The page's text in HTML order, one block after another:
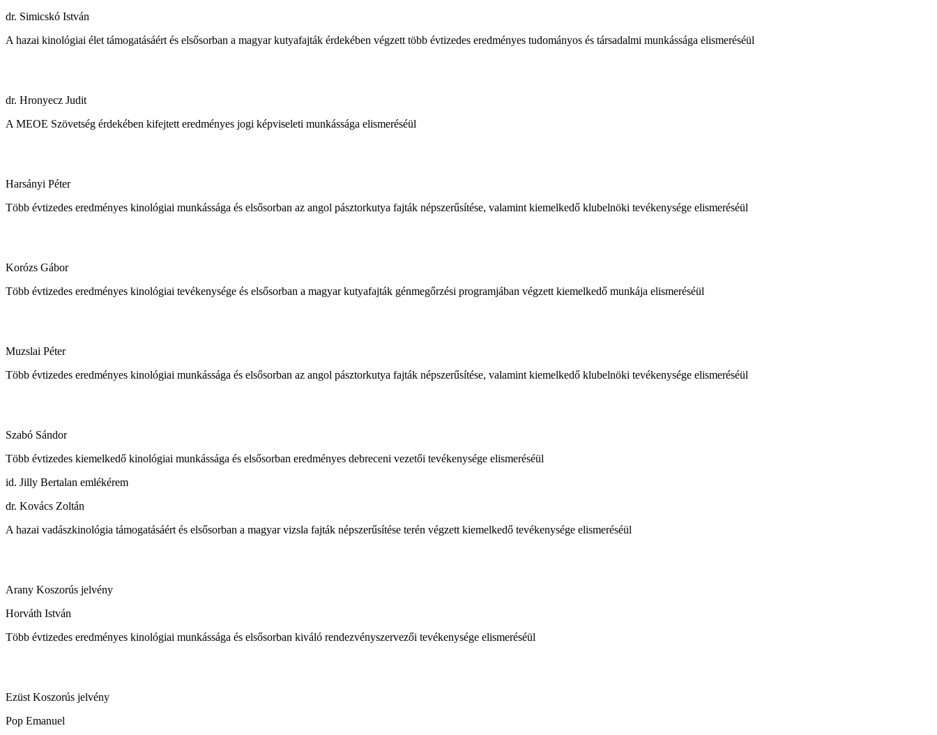
dr. Simicskó István
A hazai kinológiai élet támogatásáért és elsősorban a magyar kutyafajták érdekében végzett több évtizedes eredményes tudományos és társadalmi munkássága elismeréséül
dr. Hronyecz Judit
A MEOE Szövetség érdekében kifejtett eredményes jogi képviseleti munkássága elismeréséül
Harsányi Péter
Több évtizedes eredményes kinológiai munkássága és elsősorban az angol pásztorkutya fajták népszerűsítése, valamint kiemelkedő klubelnöki tevékenysége elismeréséül
Korózs Gábor
Több évtizedes eredményes kinológiai tevékenysége és elsősorban a magyar kutyafajták génmegőrzési programjában végzett kiemelkedő munkája elismeréséül
Muzslai Péter
Több évtizedes eredményes kinológiai munkássága és elsősorban az angol pásztorkutya fajták népszerűsítése, valamint kiemelkedő klubelnöki tevékenysége elismeréséül
Szabó Sándor
Több évtizedes kiemelkedő kinológiai munkássága és elsősorban eredményes debreceni vezetői tevékenysége elismeréséül
id. Jilly Bertalan emlékérem
dr. Kovács Zoltán
A hazai vadászkinológia támogatásáért és elsősorban a magyar vizsla fajták népszerűsítése terén végzett kiemelkedő tevékenysége elismeréséül
Arany Koszorús jelvény
Horváth István
Több évtizedes eredményes kinológiai munkássága és elsősorban kiváló rendezvényszervezői tevékenysége elismeréséül
Ezüst Koszorús jelvény
Pop Emanuel